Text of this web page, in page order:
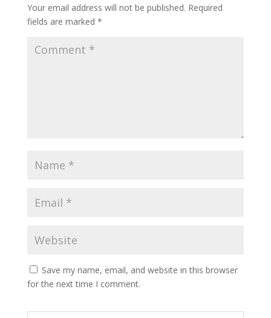
Your email address will not be published. Required
fields are marked *
Save my name, email, and website in this browser
for the next time I comment.